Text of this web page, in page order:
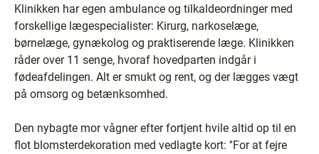
Klinikken har egen ambulance og tilkaldeordninger med
forskellige lægespecialister: Kirurg, narkoselæge,
børnelæge, gynækolog og praktiserende læge. Klinikken
råder over 11 senge, hvoraf hovedparten indgår i
fødeafdelingen. Alt er smukt og rent, og der lægges vægt
på omsorg og betænksomhed.
Den nybagte mor vågner efter fortjent hvile altid op til en
flot blomsterdekoration med vedlagte kort: ''For at fejre